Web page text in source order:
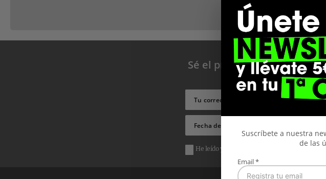
Suscríbete a nuestra
de las
Email *
Sé el primero en enterarte
He leído y acepto